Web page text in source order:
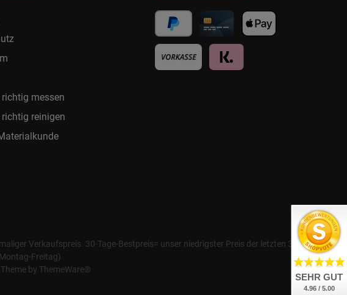
messen
reinigen
Verkaufspreis. 30-Tage-Bestpreis= unser niedrigster Preis der letzten 30 Tage
Freitag)
by ThemeWare®
SEHR GUT
4.96 / 5.00